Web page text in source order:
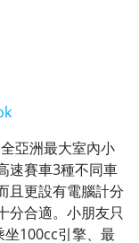
亞洲最大室內小
速賽車3種不同車
且更設有電腦計分
分合適。小朋友只
100cc引擎、最